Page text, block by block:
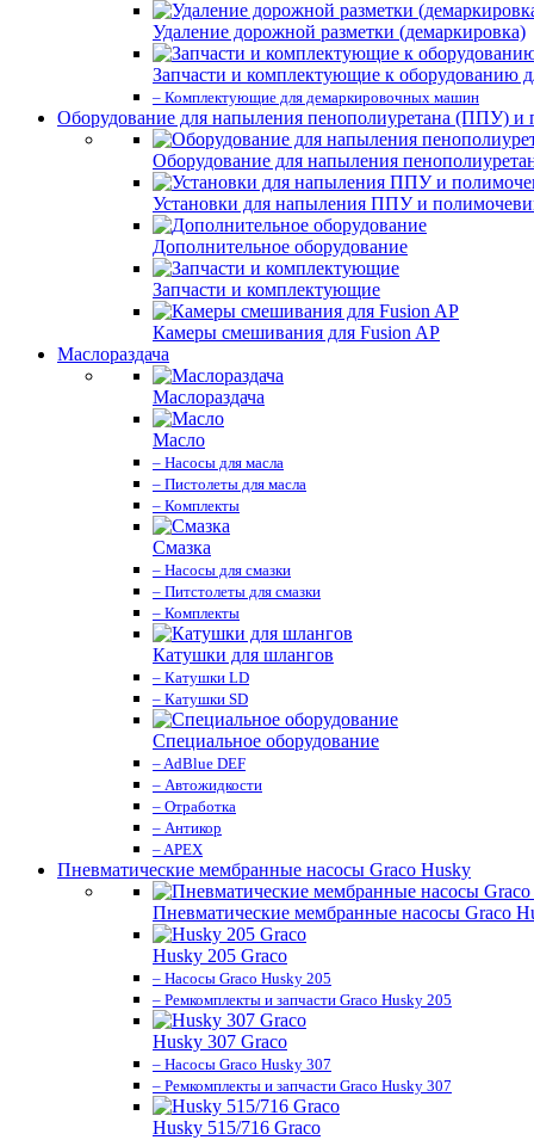
Удаление дорожной разметки (демаркировка)
Запчасти и комплектующие к оборудованию
– Комплектующие для демаркировочных машин
Оборудование для напыления пенополиуретана (ППУ) и
Оборудование для напыления
Установки для напыления ППУ и
Дополнительное оборудование
Запчасти и комплектующие
Камеры смешивания для Fusion AP
Маслораздача
Маслораздача
Масло
– Насосы для масла
– Пистолеты для масла
– Комплекты
Смазка
– Насосы для смазки
– Питстолеты для смазки
– Комплекты
Катушки для шлангов
– Катушки LD
– Катушки SD
Специальное оборудование
– AdBlue DEF
– Автожидкости
– Отработка
– Антикор
– APEX
Пневматические мембранные насосы Graco Husky
Пневматические мембранные насосы Graco
Husky 205 Graco
– Насосы Graco Husky 205
– Ремкомплекты и запчасти Graco Husky 205
Husky 307 Graco
– Насосы Graco Husky 307
– Ремкомплекты и запчасти Graco Husky 307
Husky 515/716 Graco